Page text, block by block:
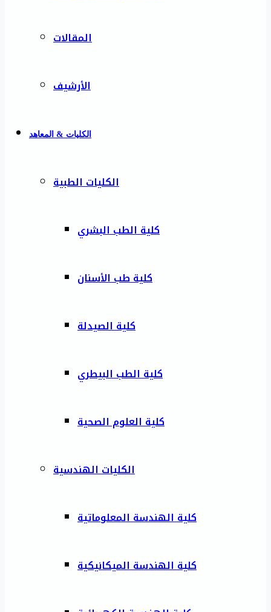
المقالات
الأرشيف
الكليات & المعاهد
الكليات الطبية
كلية الطب البشري
كلية طب الأسنان
كلية الصيدلة
كلية الطب البيطري
كلية العلوم الصحية
الكليات الهندسية
كلية الهندسة المعلوماتية
كلية الهندسة الميكانيكية